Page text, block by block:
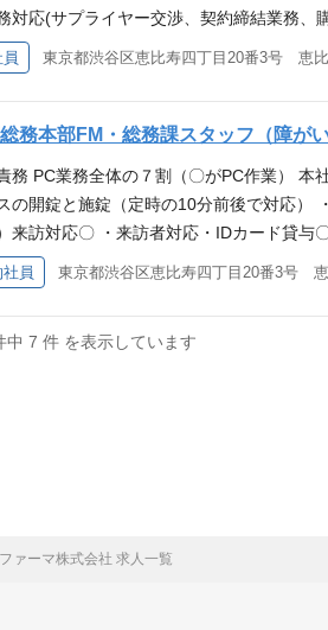
対応(サプライヤー交渉、契約締結業務、
価格・支払条件・供給条件に関する交渉
件の策定と合意形成） - 社内ステークホ
ンプライアンスの遵守および関連法規・
した購買オペレーション（PR／PO管理
資格要件 5年以上の企業における購買
購買データ分析力 ロジカルコミュニケー
務・契約・原価構造に関する知識、ロジ
、契約締結に関する知識 ・SAP購買領域ス
務本部FM・総務課スタッフ（障が
務 PC業務全体の７割（〇がPC作業） 本
の開錠と施錠（定時の10分前後で対応）
来訪対応〇 ・来訪者対応・IDカード貸与
・オフィス管理（会議室整理整頓、プリ
運営サポート（会議アレンジ、職場巡視
災管理の各業務のサポート（職場巡視
開錠・施錠業務の為） ★PCを使用した業
員
中 7 件 を表示しています
ファーマ株式会社 求人一覧